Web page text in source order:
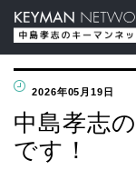
2026年05月19日
中島孝志
です！